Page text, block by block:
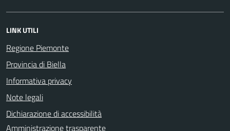
LINK UTILI
Regione Piemonte
Provincia di Biella
Informativa privacy
Note legali
Dichiarazione di accessibilità
Amministrazione trasparente